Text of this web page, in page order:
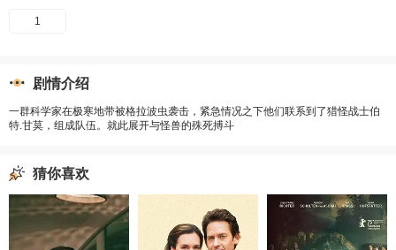
1
剧情介绍
一群科学家在极寒地带被格拉波虫袭击，紧急情况之下他们联系到了猎怪战士伯
特.甘莫，组成队伍。就此展开与怪兽的殊死搏斗
猜你喜欢